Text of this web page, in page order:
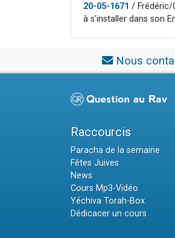
20-05-1671 / Frédéric/
à s'installer dans son
Nous
Raccourcis
Paracha de la semaine
Fêtes Juives
News
Cours Mp3-Vidéo
Yéchiva Torah-Box
Dédicacer un cours